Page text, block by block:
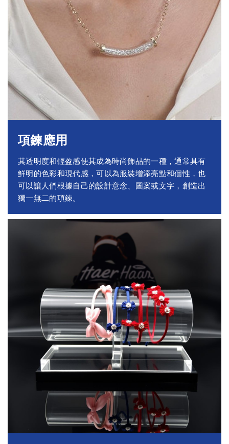
項鍊應用
其透明度和輕盈感使其成為時尚飾品的一種，通常具有
鮮明的色彩和現代感，可以為服裝增添亮點和個性，也
可以讓人們根據自己的設計意念、圖案或文字，創造出
獨一無二的項鍊。